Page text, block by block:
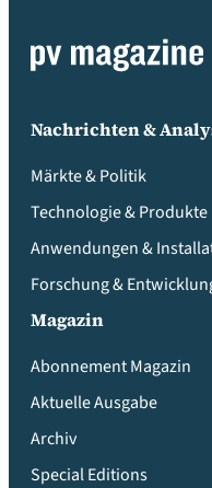
Nachrichten &
Märkte & Politik
Technologie & Produkte
Anwendungen &
Forschung &
Magazin
Abonnement Magazin
Aktuelle Ausgabe
Archiv
Special Editions